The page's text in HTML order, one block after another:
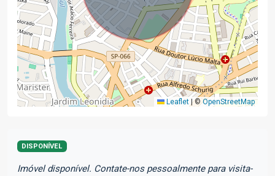
Leaflet |©OpenStreetMap
DISPONÍVEL
Imóvel disponível. Contate-nos pessoalmente para visita-